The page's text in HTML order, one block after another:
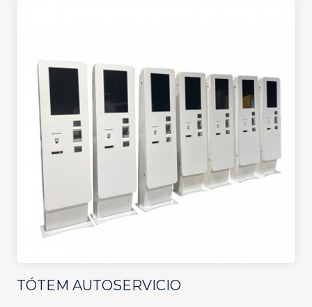
TÓTEM AUTOSERVICIO